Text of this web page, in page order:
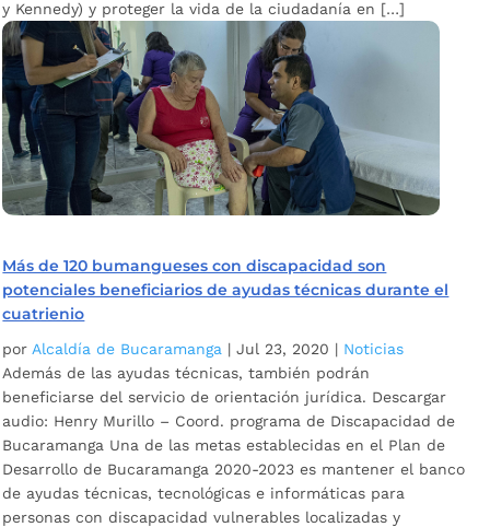
y Kennedy) y proteger la vida de la ciudadanía en […]
Más de 120 bumangueses con discapacidad son
potenciales beneficiarios de ayudas técnicas durante el
cuatrienio
por Alcaldía de Bucaramanga |Jul 23, 2020 | Noticias
Además de las ayudas técnicas, también podrán
beneficiarse del servicio de orientación jurídica. Descargar
audio: Henry Murillo – Coord. programa de Discapacidad de
Bucaramanga Una de las metas establecidas en el Plan de
Desarrollo de Bucaramanga 2020-2023 es mantener el banco
de ayudas técnicas, tecnológicas e informáticas para
personas con discapacidad vulnerables localizadas y